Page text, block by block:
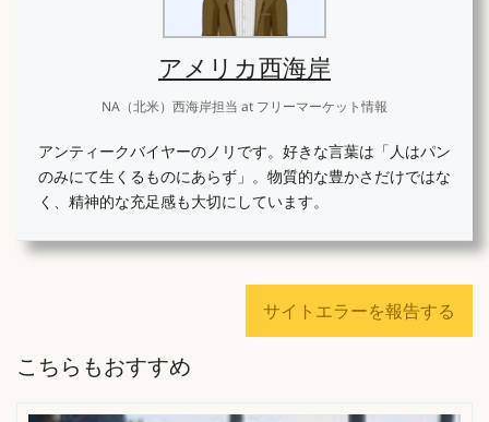
アメリカ西海岸
NA（北米）西海岸担当atフリーマーケット情報
アンティークバイヤーのノリです。好きな言葉は「人はパン
のみにて生くるものにあらず」。物質的な豊かさだけではな
く、精神的な充足感も大切にしています。
サイトエラーを報告する
こちらもおすすめ